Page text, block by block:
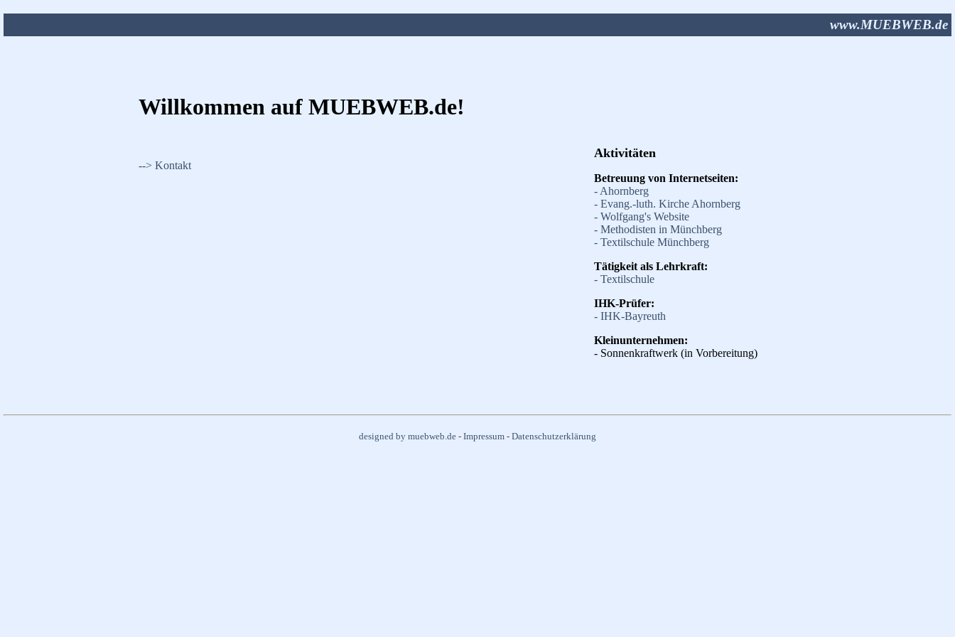
www.MUEBWEB.de
Willkommen auf MUEBWEB.de!
--> Kontakt
Aktivitäten
Betreuung von Internetseiten:
- Ahornberg
- Evang.-luth. Kirche Ahornberg
- Wolfgang's Website
- Methodisten in Münchberg
- Textilschule Münchberg
Tätigkeit als Lehrkraft:
- Textilschule
IHK-Prüfer:
- IHK-Bayreuth
Kleinunternehmen:
- Sonnenkraftwerk (in Vorbereitung)
designed by muebweb.de - Impressum - Datenschutzerklärung